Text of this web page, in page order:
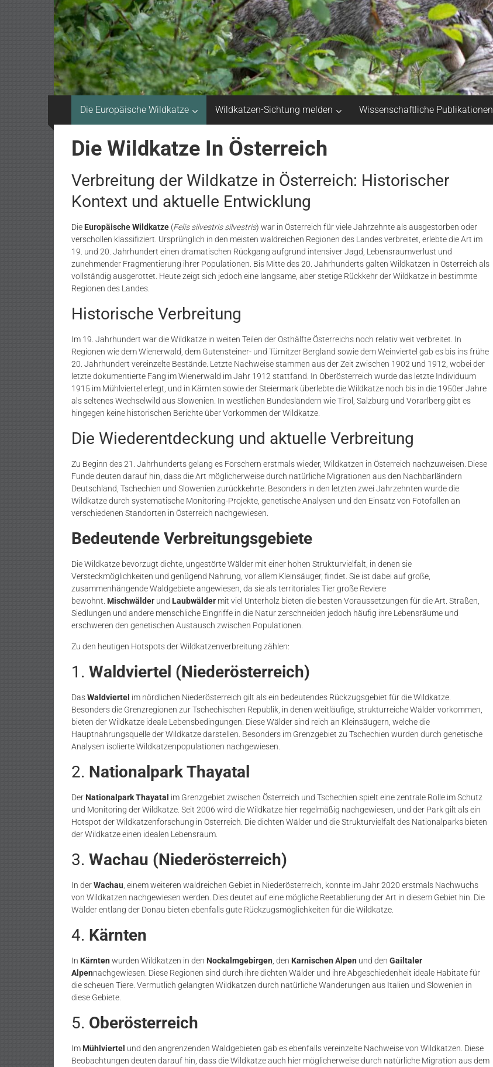
Die Europäische Wildkatze Wildkatzen-Sichtung melden Wissenschaftliche Publikationen
Die Wildkatze In Österreich
Verbreitung der Wildkatze in Österreich: Historischer
Kontext und aktuelle Entwicklung
Die Europäische Wildkatze (Felis silvestris silvestris) war in Österreich für viele Jahrzehnte als ausgestorben oder
verschollen klassifiziert. Ursprünglich in den meisten waldreichen Regionen des Landes verbreitet, erlebte die Art im
19. und 20. Jahrhundert einen dramatischen Rückgang aufgrund intensiver Jagd, Lebensraumverlust und
zunehmender Fragmentierung ihrer Populationen. Bis Mitte des 20. Jahrhunderts galten Wildkatzen in Österreich als
vollständig ausgerottet. Heute zeigt sich jedoch eine langsame, aber stetige Rückkehr der Wildkatze in bestimmte
Regionen des Landes.
Historische Verbreitung
Im 19. Jahrhundert war die Wildkatze in weiten Teilen der Osthälfte Österreichs noch relativ weit verbreitet. In
Regionen wie dem Wienerwald, dem Gutensteiner- und Türnitzer Bergland sowie dem Weinviertel gab es bis ins frühe
20. Jahrhundert vereinzelte Bestände. Letzte Nachweise stammen aus der Zeit zwischen 1902 und 1912, wobei der
letzte dokumentierte Fang im Wienerwald im Jahr 1912 stattfand. In Oberösterreich wurde das letzte Individuum
1915 im Mühlviertel erlegt, und in Kärnten sowie der Steiermark überlebte die Wildkatze noch bis in die 1950er Jahre
als seltenes Wechselwild aus Slowenien. In westlichen Bundesländern wie Tirol, Salzburg und Vorarlberg gibt es
hingegen keine historischen Berichte über Vorkommen der Wildkatze​.
Die Wiederentdeckung und aktuelle Verbreitung
Zu Beginn des 21. Jahrhunderts gelang es Forschern erstmals wieder, Wildkatzen in Österreich nachzuweisen. Diese
Funde deuten darauf hin, dass die Art möglicherweise durch natürliche Migrationen aus den Nachbarländern
Deutschland, Tschechien und Slowenien zurückkehrte. Besonders in den letzten zwei Jahrzehnten wurde die
Wildkatze durch systematische Monitoring-Projekte, genetische Analysen und den Einsatz von Fotofallen an
verschiedenen Standorten in Österreich nachgewiesen.
Bedeutende Verbreitungsgebiete
Die Wildkatze bevorzugt dichte, ungestörte Wälder mit einer hohen Strukturvielfalt, in denen sie
Versteckmöglichkeiten und genügend Nahrung, vor allem Kleinsäuger, findet. Sie ist dabei auf große,
zusammenhängende Waldgebiete angewiesen, da sie als territoriales Tier große Reviere
bewohnt. Mischwälder und Laubwälder mit viel Unterholz bieten die besten Voraussetzungen für die Art. Straßen,
Siedlungen und andere menschliche Eingriffe in die Natur zerschneiden jedoch häufig ihre Lebensräume und
erschweren den genetischen Austausch zwischen Populationen.
Zu den heutigen Hotspots der Wildkatzenverbreitung zählen:
1. Waldviertel (Niederösterreich)
DasWaldviertel im nördlichen Niederösterreich gilt als ein bedeutendes Rückzugsgebiet für die Wildkatze.
Besonders die Grenzregionen zur Tschechischen Republik, in denen weitläufige, strukturreiche Wälder vorkommen,
bieten der Wildkatze ideale Lebensbedingungen. Diese Wälder sind reich an Kleinsäugern, welche die
Hauptnahrungsquelle der Wildkatze darstellen. Besonders im Grenzgebiet zu Tschechien wurden durch genetische
Analysen isolierte Wildkatzenpopulationen nachgewiesen.
2. Nationalpark Thayatal
Der Nationalpark Thayatal im Grenzgebiet zwischen Österreich und Tschechien spielt eine zentrale Rolle im Schutz
und Monitoring der Wildkatze. Seit 2006 wird die Wildkatze hier regelmäßig nachgewiesen, und der Park gilt als ein
Hotspot der Wildkatzenforschung in Österreich. Die dichten Wälder und die Strukturvielfalt des Nationalparks bieten
der Wildkatze einen idealen Lebensraum.
3. Wachau (Niederösterreich)
In derWachau , einem weiteren waldreichen Gebiet in Niederösterreich, konnte im Jahr 2020 erstmals Nachwuchs
von Wildkatzen nachgewiesen werden. Dies deutet auf eine mögliche Reetablierung der Art in diesem Gebiet hin. Die
Wälder entlang der Donau bieten ebenfalls gute Rückzugsmöglichkeiten für die Wildkatze.
4. Kärnten
In Kärnten wurden Wildkatzen in den Nockalmgebirgen , den Karnischen Alpen und den Gailtaler
Alpennachgewiesen. Diese Regionen sind durch ihre dichten Wälder und ihre Abgeschiedenheit ideale Habitate für
die scheuen Tiere. Vermutlich gelangten Wildkatzen durch natürliche Wanderungen aus Italien und Slowenien in
diese Gebiete.
5. Oberösterreich
Im Mühlviertel und den angrenzenden Waldgebieten gab es ebenfalls vereinzelte Nachweise von Wildkatzen. Diese
Beobachtungen deuten darauf hin, dass die Wildkatze auch hier möglicherweise durch natürliche Migration aus dem